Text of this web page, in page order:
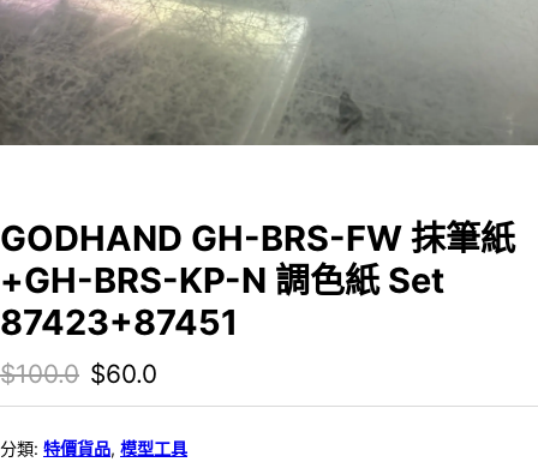
GODHAND GH-BRS-FW 抹筆紙
+GH-BRS-KP-N 調色紙 Set
87423+87451
$100.0 Original price was: $100.0.
$60.0
分類: 特價貨品, 模型工具